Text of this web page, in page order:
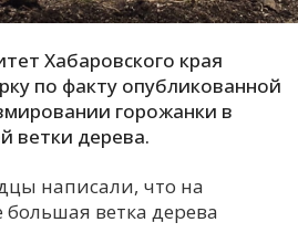
Х
Хабаровского края
по факту опубликованной
горожанки в
ветки дерева.
написали, что на
ветка дерева